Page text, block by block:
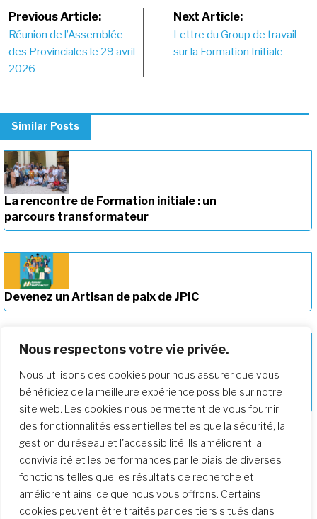
Nous respectons votre vie privée.
Nous utilisons des cookies pour nous assurer que vous
bénéficiez de la meilleure expérience possible sur notre
site web. Les cookies nous permettent de vous fournir
des fonctionnalités essentielles telles que la sécurité, la
gestion du réseau et l'accessibilité. Ils améliorent la
convivialité et les performances par le biais de diverses
fonctions telles que les résultats de recherche et
améliorent ainsi ce que nous vous offrons. Certains
cookies peuvent être traités par des tiers situés dans
Post
navigation
Previous Article:
Réunion de l’Assemblée
des Provinciales le 29 avril
2026
Next Article:
Lettre du Group de travail
sur la Formation Initiale
Similar Posts
La rencontre de Formation initiale : un
parcours transformateur
Devenez un Artisan de paix de JPIC
Approfondir notre parcours de
formation